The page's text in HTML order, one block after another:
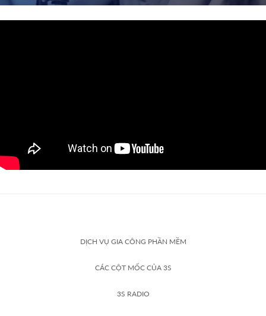
DỊCH VỤ GIA CÔNG PHẦN MỀM
CÁC CỘT MỐC CỦA 3S
3S RADIO